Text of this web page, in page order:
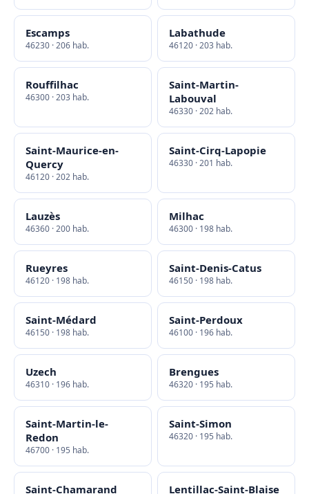
Escamps
46230 · 206 hab.
Labathude
46120 · 203 hab.
Rouffilhac
46300 · 203 hab.
Saint-Martin-
Labouval
46330 · 202 hab.
Saint-Maurice-en-
Quercy
46120 · 202 hab.
Saint-Cirq-Lapopie
46330 · 201 hab.
Lauzès
46360 · 200 hab.
Milhac
46300 · 198 hab.
Rueyres
46120 · 198 hab.
Saint-Denis-Catus
46150 · 198 hab.
Saint-Médard
46150 · 198 hab.
Saint-Perdoux
46100 · 196 hab.
Uzech
46310 · 196 hab.
Brengues
46320 · 195 hab.
Saint-Martin-le-
Redon
46700 · 195 hab.
Saint-Simon
46320 · 195 hab.
Saint-Chamarand Lentillac-Saint-Blaise